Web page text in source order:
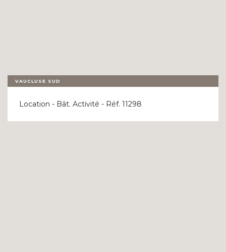
VAUCLUSE SUD
Location - Bât. Activité - Réf. 11298